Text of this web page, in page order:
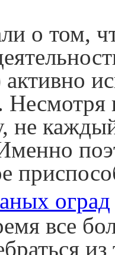
о том,
активно
не
оград
все